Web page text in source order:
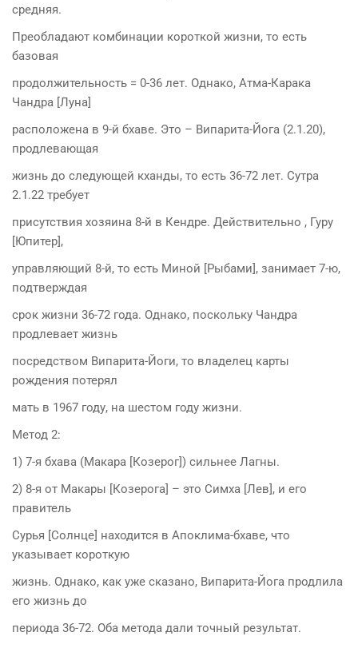
средняя.
Преобладают комбинации короткой жизни, то есть
базовая
продолжительность = 0-36 лет. Однако, Атма-Карака
Чандра [Луна]
расположена в 9-й бхаве. Это – Випарита-Йога (2.1.20),
продлевающая
жизнь до следующей кханды, то есть 36-72 лет. Сутра
2.1.22 требует
присутствия хозяина 8-й в Кендре. Действительно , Гуру
[Юпитер],
управляющий 8-й, то есть Миной [Рыбами], занимает 7-ю,
подтверждая
срок жизни 36-72 года. Однако, поскольку Чандра
продлевает жизнь
посредством Випарита-Йоги, то владелец карты
рождения потерял
мать в 1967 году, на шестом году жизни.
Метод 2:
1) 7-я бхава (Макара [Козерог]) сильнее Лагны.
2) 8-я от Макары [Козерога] – это Симха [Лев], и его
правитель
Сурья [Солнце] находится в Апоклима-бхаве, что
указывает короткую
жизнь. Однако, как уже сказано, Випарита-Йога продлила
его жизнь до
периода 36-72. Оба метода дали точный результат.